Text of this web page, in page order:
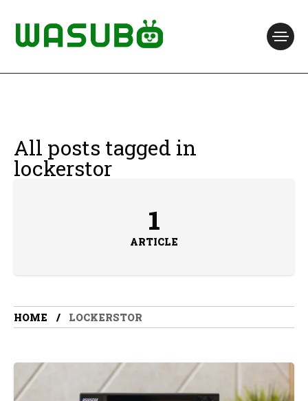
All posts tagged in
lockerstor
1
ARTICLE
HOME LOCKERSTOR